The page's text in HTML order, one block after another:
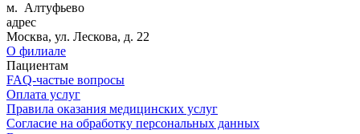
м. Алтуфьево
адрес
Москва, ул. Лескова, д. 22
О филиале
Пациентам
FAQ-частые вопросы
Оплата услуг
Правила оказания медицинских услуг
Согласие на обработку персональных данных